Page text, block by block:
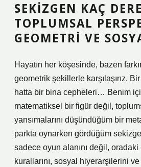
SEKIZGEN KAÇ
TOPLUMSAL
GEOMETRI VE
Hayatın her köşesinde, bazen
geometrik şekillerle karşılaşırız.
hatta bir bina cepheleri… Benim
matematiksel bir figür değil,
yansımalarını düşündüğüm bir
parkta oynarken gördüğüm
sadece oyun alanını değil, oradaki
kurallarını, sosyal hiyerarşilerini